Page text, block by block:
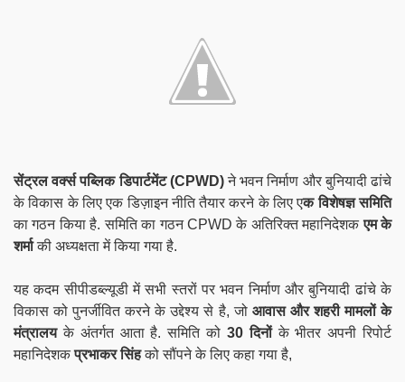
सेंट्रल वर्क्स पब्लिक डिपार्टमेंट (CPWD)ने भवन निर्माण और बुनियादी ढांचे
के विकास के लिए एक डिज़ाइन नीति तैयार करने के लिए एक विशेषज्ञ समिति
का गठन किया है. समिति का गठन CPWD के अतिरिक्त महानिदेशकएम के
शर्माकी अध्यक्षता में किया गया है.
यह कदम सीपीडब्ल्यूडी में सभी स्तरों पर भवन निर्माण और बुनियादी ढांचे के
विकास को पुनर्जीवित करने के उद्देश्य से है, जो आवास और शहरी मामलों के
मंत्रालयके अंतर्गत आता है. समिति को 30 दिनोंके भीतर अपनी रिपोर्ट
महानिदेशकप्रभाकर सिंहको सौंपने के लिए कहा गया है,